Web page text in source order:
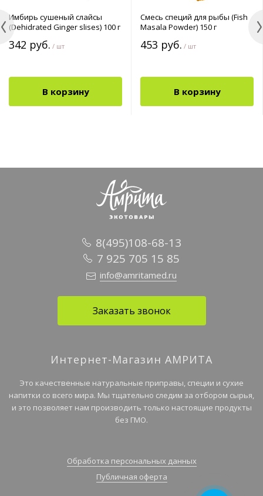
Имбирь сушеный слайсы
(Dehidrated Ginger slises) 100 г
342 руб. / шт
В корзину
Смесь специй для рыбы (Fish
Masala Powder) 150 г
453 руб. / шт
В корзину
8(495)108-68-13
7 925 705 15 85
info@amritamed.ru
Заказать звонок
Интернет-Магазин АМРИТА
Это качественные натуральные приправы, специи и сухие
напитки со всего мира. Мы тщательно следим за отбором сырья,
и это позволяет нам производить только настоящие продукты
без ГМО.
Обработка персональных данных
Публичная оферта